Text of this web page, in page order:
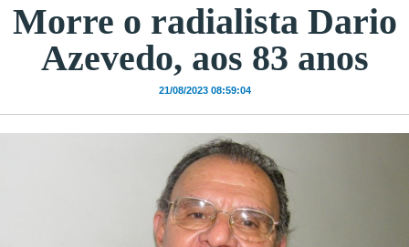
Morre o radialista Dario
Azevedo, aos 83 anos
21/08/2023 08:59:04